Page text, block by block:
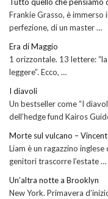
Frankie Grasso, è immerso
perfezione, di un master …
Era di Maggio
1 orizzontale. 13 lettere:
leggere”. Ecco, …
I diavoli
Un bestseller come “I
dell’hedge fund Kairos
Morte sul vulcano –
Liam è un ragazzino
genitori trascorre l’estate …
Un’altra notte a Brooklyn
New York. Primavera